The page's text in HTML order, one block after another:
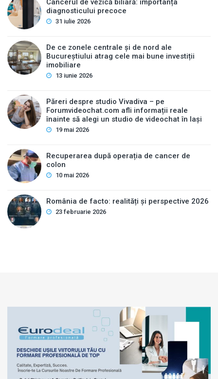
Cancerul de vezică biliară: importanța
diagnosticului precoce
31 iulie 2026
De ce zonele centrale și de nord ale
Bucureștiului atrag cele mai bune investiții
imobiliare
13 iunie 2026
Păreri despre studio Vivadiva – pe
Forumvideochat.com afli informații reale
înainte să alegi un studio de videochat în Iași
19 mai 2026
Recuperarea după operația de cancer de
colon
10 mai 2026
România de facto: realități și perspective 2026
23 februarie 2026